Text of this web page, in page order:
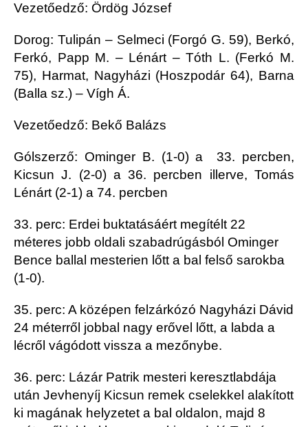
Vezetőedző: Ördög József
Dorog: Tulipán – Selmeci (Forgó G. 59), Berkó,
Ferkó, Papp M. – Lénárt – Tóth L. (Ferkó M.
75), Harmat, Nagyházi (Hoszpodár 64), Barna
(Balla sz.) – Vígh Á.
Vezetőedző: Bekő Balázs
Gólszerző: Ominger B. (1-0) a 33. percben,
Kicsun J. (2-0) a 36. percben illerve, Tomás
Lénárt (2-1) a 74. percben
33. perc: Erdei buktatásáért megítélt 22
méteres jobb oldali szabadrúgásból Ominger
Bence ballal mesterien lőtt a bal felső sarokba
(1-0).
35. perc: A középen felzárkózó Nagyházi Dávid
24 méterről jobbal nagy erővel lőtt, a labda a
lécről vágódott vissza a mezőnybe.
36. perc: Lázár Patrik mesteri keresztlabdája
után Jevhenyíj Kicsun remek cselekkel alakított
ki magának helyzetet a bal oldalon, majd 8